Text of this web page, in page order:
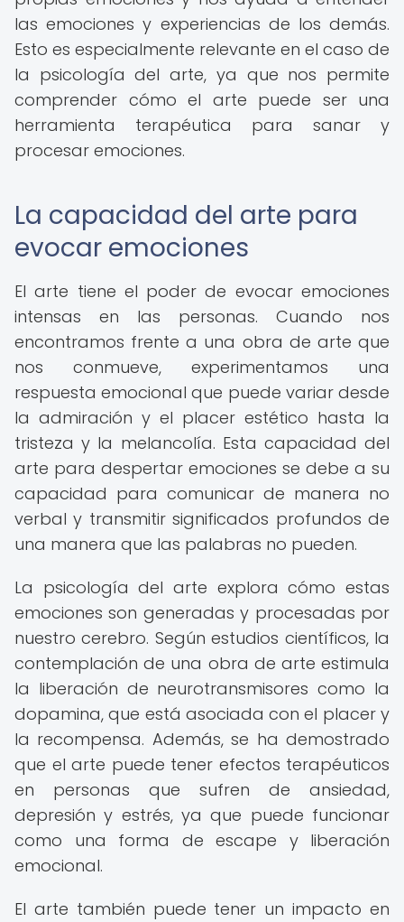
las emociones y experiencias de los demás.
Esto es especialmente relevante en el caso de
la psicología del arte, ya que nos permite
comprender cómo el arte puede ser una
herramienta terapéutica para sanar y
procesar emociones.
La capacidad del arte para
evocar emociones
El arte tiene el poder de evocar emociones
intensas en las personas. Cuando nos
encontramos frente a una obra de arte que
nos conmueve, experimentamos una
respuesta emocional que puede variar desde
la admiración y el placer estético hasta la
tristeza y la melancolía. Esta capacidad del
arte para despertar emociones se debe a su
capacidad para comunicar de manera no
verbal y transmitir significados profundos de
una manera que las palabras no pueden.
La psicología del arte explora cómo estas
emociones son generadas y procesadas por
nuestro cerebro. Según estudios científicos, la
contemplación de una obra de arte estimula
la liberación de neurotransmisores como la
dopamina, que está asociada con el placer y
la recompensa. Además, se ha demostrado
que el arte puede tener efectos terapéuticos
en personas que sufren de ansiedad,
depresión y estrés, ya que puede funcionar
como una forma de escape y liberación
emocional.
El arte también puede tener un impacto en